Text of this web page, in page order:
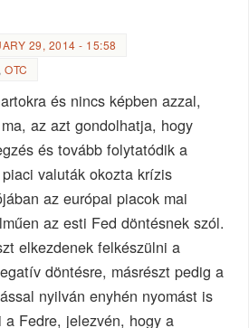
29, 2014 - 15:58
,OTC
és nincs képben azzal,
az azt gondolhatja, hogy
és tovább folytatódik a
valuták okozta krízis
az európai piacok mai
az esti Fed döntésnek szól.
elkezdenek felkészülni a
döntésre, másrészt pedig a
nyilván enyhén nyomást is
a Fedre, jelezvén, hogy a